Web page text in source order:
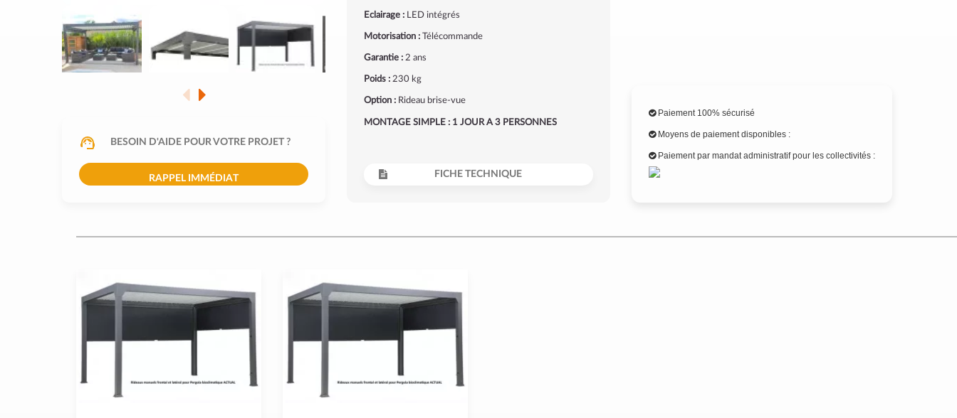
BESOIN D'AIDE POUR VOTRE PROJET ?
RAPPEL IMMÉDIAT
Eclairage :LED intégrés
Motorisation :Télécommande
Garantie :2 ans
Poids :230 kg
Option :Rideau brise-vue
MONTAGE SIMPLE : 1 JOUR A 3 PERSONNES
FICHE TECHNIQUE
Paiement 100% sécurisé
Moyens de paiement disponibles :
Paiement par mandat administratif pour les collectivités :